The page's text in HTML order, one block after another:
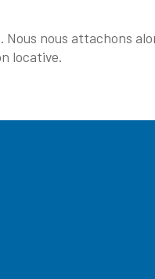
nous attachons
locative.